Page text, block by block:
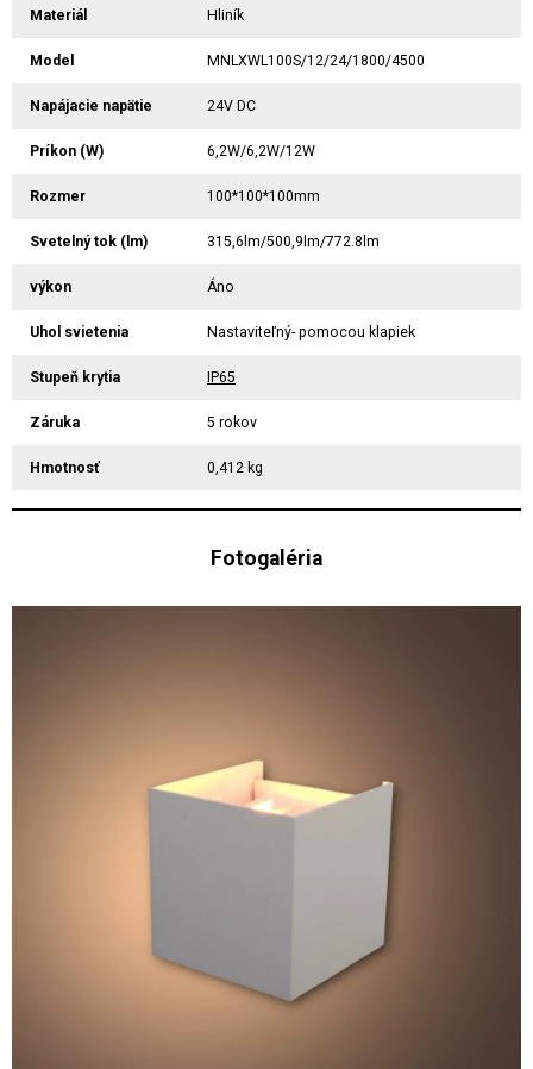
Materiál Hliník
Model MNLXWL100S/12/24/1800/4500
Napájacie napätie 24V DC
Príkon (W) 6,2W/6,2W/12W
Rozmer 100*100*100mm
Svetelný tok (lm) 315,6lm/500,9lm/772.8lm
výkon Áno
Uhol svietenia Nastaviteľný- pomocou klapiek
Stupeň krytia IP65
Záruka 5 rokov
Hmotnosť 0,412 kg
Fotogaléria